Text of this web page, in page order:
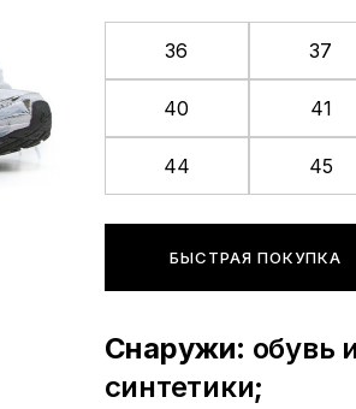
36 37
40 41
44 45
БЫСТРАЯ ПОКУПКА
Снаружи: обувь
синтетики;